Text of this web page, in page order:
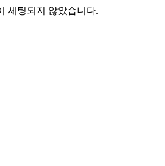
세팅되지 않았습니다.